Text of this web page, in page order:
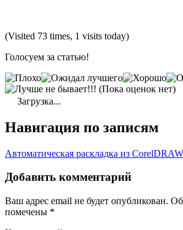
(Visited 73 times, 1 visits today)
Голосуем за статью!
(Пока оценок нет)
Загрузка...
Навигация по записям
Автоматическая раскладка из
Добавить комментарий
Ваш адрес email не будет опубликован.
помечены *